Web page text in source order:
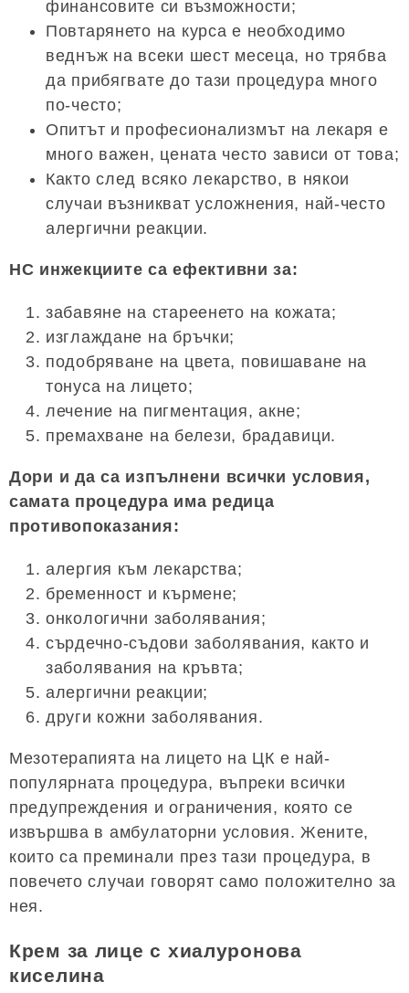
финансовите си възможности;
Повтарянето на курса е необходимо
веднъж на всеки шест месеца, но трябва
да прибягвате до тази процедура много
по-често;
Опитът и професионализмът на лекаря е
много важен, цената често зависи от това;
Както след всяко лекарство, в някои
случаи възникват усложнения, най-често
алергични реакции.
HC инжекциите са ефективни за:
забавяне на стареенето на кожата;
изглаждане на бръчки;
подобряване на цвета, повишаване на
тонуса на лицето;
лечение на пигментация, акне;
премахване на белези, брадавици.
Дори и да са изпълнени всички условия,
самата процедура има редица
противопоказания:
алергия към лекарства;
бременност и кърмене;
онкологични заболявания;
сърдечно-съдови заболявания, както и
заболявания на кръвта;
алергични реакции;
други кожни заболявания.
Мезотерапията на лицето на ЦК е най-
популярната процедура, въпреки всички
предупреждения и ограничения, която се
извършва в амбулаторни условия. Жените,
които са преминали през тази процедура, в
повечето случаи говорят само положително за
нея.
Крем за лице с хиалуронова
киселина